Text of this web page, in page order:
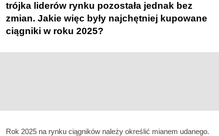
trójka liderów rynku pozostała jednak bez
zmian. Jakie więc były najchętniej kupowane
ciągniki w roku 2025?
Rok 2025 na rynku ciągników należy określić mianem udanego.